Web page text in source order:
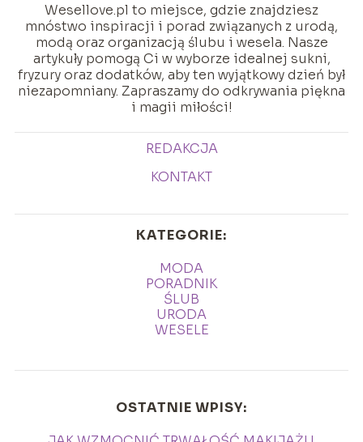
Wesellove.pl to miejsce, gdzie znajdziesz
mnóstwo inspiracji i porad związanych z urodą,
modą oraz organizacją ślubu i wesela. Nasze
artykuły pomogą Ci w wyborze idealnej sukni,
fryzury oraz dodatków, aby ten wyjątkowy dzień był
niezapomniany. Zapraszamy do odkrywania piękna
i magii miłości!
REDAKCJA
KONTAKT
KATEGORIE:
MODA
PORADNIK
ŚLUB
URODA
WESELE
OSTATNIE WPISY: